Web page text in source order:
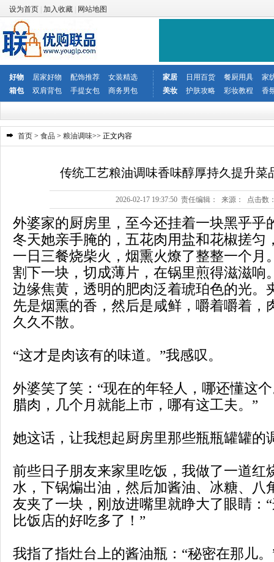
设为首页 加入收藏 网站地图
好物 居家好物 配饰推荐 女装精选 家居 日用百货 餐厨用具
家
箱包
双肩背包 手提女包 商务男包 美妆 护肤攻略 彩妆教程 香
首页 > 食品 > 粮油调味>> 正文内容
传统工艺粮油调味香味醇厚持久提升菜
2026-02-17 19:37:50 责任编辑： 来源： 点击数
外婆家的厨房里，至今还挂着一块黑乎乎
冬天她亲手腌的，五花肉用盐和花椒搓匀
一日三餐烧柴火，烟熏火燎了整整一个月
割下一块，切成薄片，在锅里煎得滋滋响
边缘焦黄，透明的肥肉泛着琥珀色的光。
先是烟熏的香，然后是咸鲜，嚼着嚼着，
久久不散。
“这才是肉该有的味道。”我感叹。
外婆笑了笑：“现在的年轻人，哪还懂这
腊肉，几个月就能上市，哪有这工夫。”
她这话，让我想起厨房里那些瓶瓶罐罐的
前些日子朋友来家里吃饭，我做了一道红
水，下锅煸出油，然后加酱油、冰糖、八
友夹了一块，刚放进嘴里就睁大了眼睛：
比饭店的好吃多了！”
我指了指灶台上的酱油瓶：“秘密在那儿。